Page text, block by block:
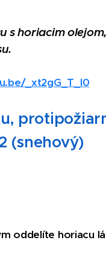
s horiacim
_xt2gG_T_I0
(snehový)
oddelíte horiacu